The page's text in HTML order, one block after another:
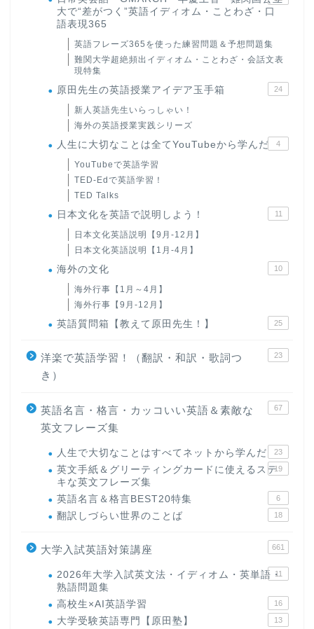
大で“差がつく”英語イディオム・ことわざ・口
語表現365
英語フレーズ365を使った練習問題＆予想問題集
難関大学超絶頻出イディオム・ことわざ・会話文表
現特集
原田先生の英語授業アイデア玉手箱 24
新人英語先生いらっしゃい！
海外の英語授業実践シリーズ
人生に大切なことは全てYouTubeから学んだ 4
YouTubeで英語学習
TED-Edで英語学習！
TED Talks
日本文化を英語で説明しよう！ 11
日本文化英語説明【9月-12月】
日本文化英語説明【1月-4月】
海外の文化 10
海外行事【1月～4月】
海外行事【9月-12月】
英語質問箱【教えて原田先生！】 25
洋楽で英語学習！（翻訳・和訳・歌詞つ
き）
23
英語名言・格言・カッコいい英語＆素敵な
英文フレーズ集
67
人生で大切なことはすべてネットから学んだ 23
英文手紙＆グリーティングカードに使えるステ
キな英文フレーズ集
19
英語名言＆格言BEST20特集 6
翻訳しづらい世界のことば 18
大学入試英語対策講座 661
2026年大学入試英文法・イディオム・英単語・
熟語問題集
11
高校生×AI英語学習 16
大学受験英語専門【原田塾】 13